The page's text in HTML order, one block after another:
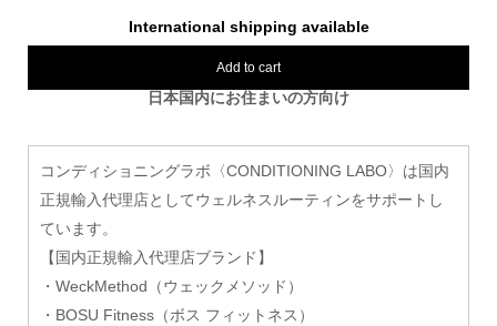
International shipping available
Add to cart
日本国内にお住まいの方向け
コンディショニングラボ〈CONDITIONING LABO〉は国内
正規輸入代理店としてウェルネスルーティンをサポートし
ています。
【国内正規輸入代理店ブランド】
・WeckMethod（ウェックメソッド）
・BOSU Fitness（ボス フィットネス）